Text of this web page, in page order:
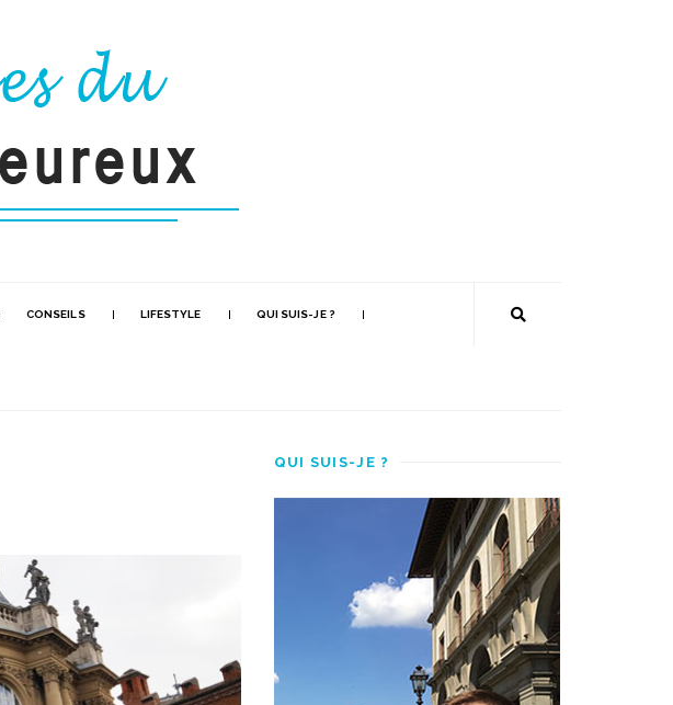
CONSEILS LIFESTYLE QUI SUIS-JE ?
QUI SUIS-JE ?